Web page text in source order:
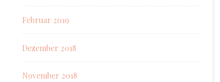
Februar 2019
Dezember 2018
November 2018